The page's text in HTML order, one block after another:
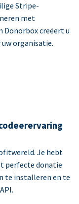
Stripe-
met
creëert u
organisatie.
Je hebt
perfecte donatie
te installeren en te